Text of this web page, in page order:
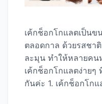
เค้กช็อกโกแลตเป็น
ตลอดกาล ด้วยรสชา
ละมุน ทำให้หลายคน
เค้กช็อกโกแลตง่าย
กันค่ะ 1. เค้กช็อกโก